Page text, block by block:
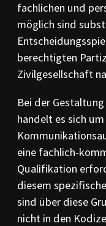
fachlichen und
möglich sind
berechtigten
Zivilgesellschaft
Bei der
handelt es sich
eine fachlich-
Qualifikation
diesem
sind über diese
nicht in den